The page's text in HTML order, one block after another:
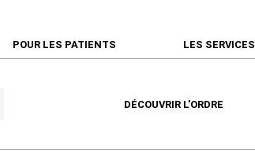
POUR LES PATIENTS LES SERVICES
DÉCOUVRIR L’ORDRE